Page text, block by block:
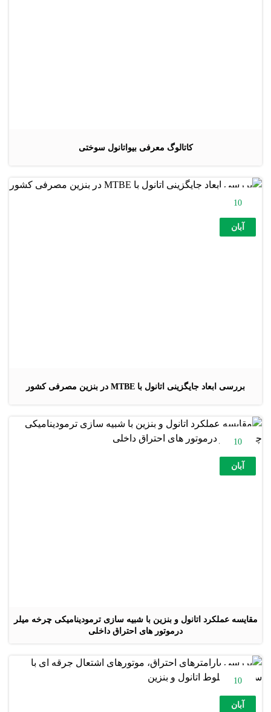
کاتالوگ معرفی بیواتانول سوختی
بررسی ابعاد جایگزینی اتانول با MTBE در بنزین مصرفی کشور
10
آبان
مقایسه عملکرد اتانول و بنزین با شبیه سازی ترمودینامیکی چرخه میلر
درموتور های احتراق داخلی
10
آبان
10
آبان